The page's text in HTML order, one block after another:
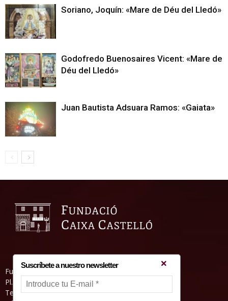
Soriano, Joquín: «Mare de Déu del Lledó»
Godofredo Buenosaires Vicent: «Mare de
Déu del Lledó»
Juan Bautista Adsuara Ramos: «Gaiata»
Fundació Caixa Castelló • Casa Abadía
Pl. de l’Herba, s/nº. 12001 Castelló de la Plana
Telèfon 964 232 551 • Fax 964 231 550
Suscríbete a nuestro newsletter